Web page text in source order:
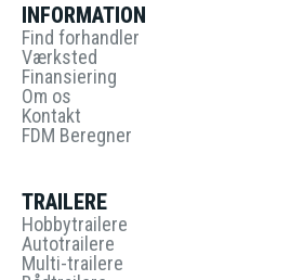
INFORMATION
Find forhandler
Værksted
Finansiering
Om os
Kontakt
FDM Beregner
TRAILERE
Hobbytrailere
Autotrailere
Multi-trailere